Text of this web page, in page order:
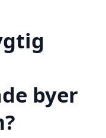
byer